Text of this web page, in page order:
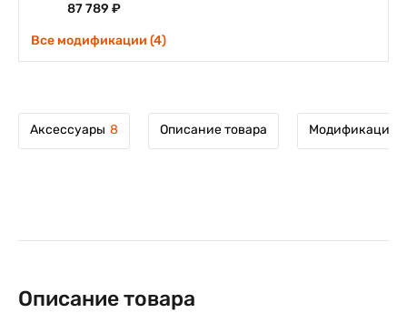
87 789 ₽
Все модификации (4)
Аксессуары 8 Описание товара Модификации
Описание товара